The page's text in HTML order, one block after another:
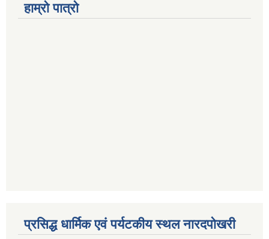
हाम्रो पात्रो
प्रसिद्ध धार्मिक एवं पर्यटकीय स्थल नारदपोखरी